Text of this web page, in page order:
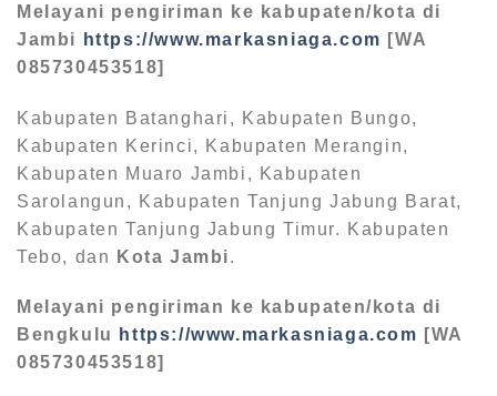
Melayani pengiriman ke kabupaten/kota di
Jambi
https://www.markasniaga.com [WA
085730453518]
Kabupaten Batanghari, Kabupaten Bungo,
Kabupaten Kerinci, Kabupaten Merangin,
Kabupaten Muaro Jambi, Kabupaten
Sarolangun, Kabupaten Tanjung Jabung Barat,
Kabupaten Tanjung Jabung Timur. Kabupaten
Tebo, dan
Kota Jambi.
Melayani pengiriman ke kabupaten/kota di
Bengkulu
https://www.markasniaga.com [WA
085730453518]